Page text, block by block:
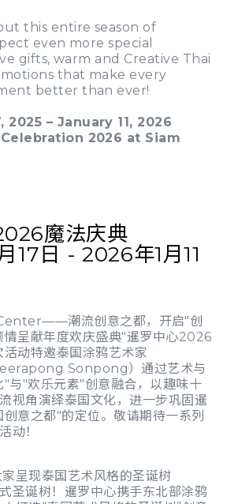
this entire season of
even more special
gifts, warm and Creative Thai
that make every
better than ever!
2025 – January 11, 2026
2026 at Siam
魔法庆典
17日 - 2026年1月11
潮流创意之都，开启"创
情呈献年度欢庆盛典"暹罗中心2026
动特邀泰国涂鸦艺术家
Sonpong）通过艺术与
"与"欢乐元素"创意融合，以趣味十
视角演绎泰国文化，进一步巩固暹
意之都"的定位。敬请期待一系列
动！
呈现泰国艺术风格的圣诞树
圣诞树！暹罗中心携手东北部涂鸦